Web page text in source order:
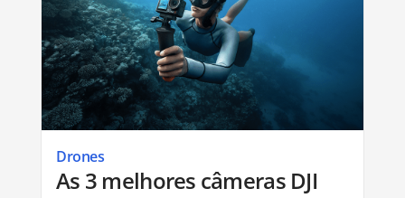
Drones
As 3 melhores câmeras DJI